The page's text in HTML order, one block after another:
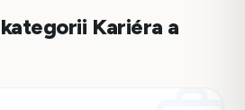
Kariéra a